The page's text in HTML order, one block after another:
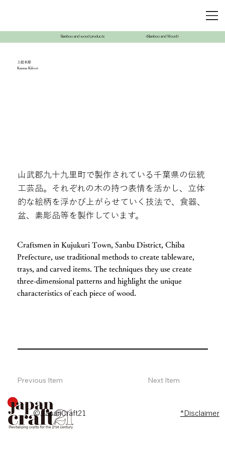
Bamboo and wood products <Bamboo and Wood>
上総木彫
Kazusa Kibori
山武郡九十九里町で製作されている千葉県の伝統
工芸品。それぞれの木の持つ表情を活かし、立体
的な絵柄を浮かび上がらせていく技法で、食器、
盆、素彫品等を製作しています。
Craftsmen in Kujukuri Town, Sanbu District, Chiba
Prefecture, use traditional methods to create tableware,
trays, and carved items. The techniques they use create
three-dimensional patterns and highlight the unique
characteristics of each piece of wood.
Previous Item Next Item
© JapanCraft21 *Disclaimer